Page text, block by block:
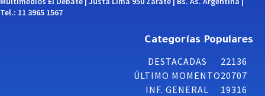
Tel.: 11 3965 1567
Categorías Populares
DESTACADAS
22136
ÚLTIMO MOMENTO20707
INF. GENERAL
19316